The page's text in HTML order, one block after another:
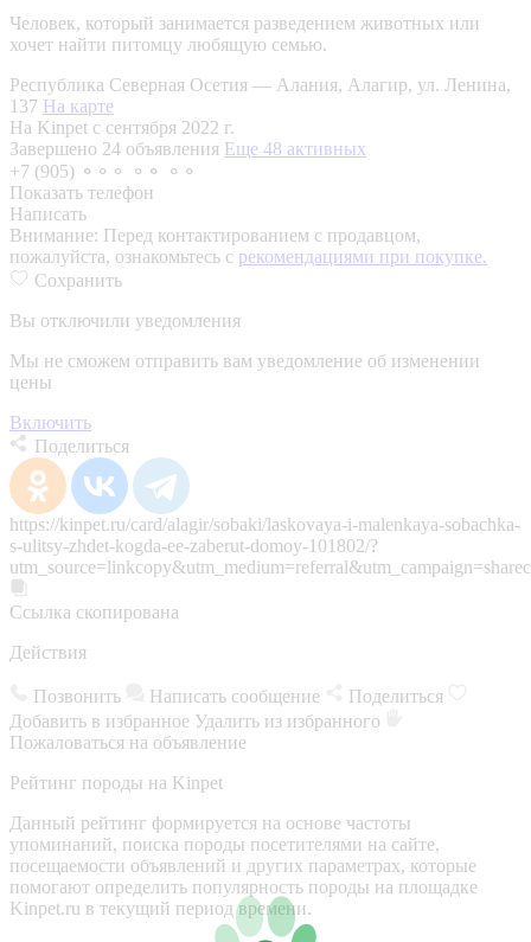
Человек, который занимается разведением животных или
хочет найти питомцу любящую семью.
Республика Северная Осетия — Алания, Алагир, ул. Ленина,
137 На карте
На Kinpet c сентября 2022 г.
Завершено 24 объявления Еще 48 активных
+7 (905) ⚬⚬⚬ ⚬⚬ ⚬⚬
Показать телефон
Написать
Внимание: Перед контактированием с продавцом,
пожалуйста, ознакомьтесь с рекомендациями при покупке.
Сохранить
Вы отключили уведомления
Мы не сможем отправить вам уведомление об изменении
цены
Включить
Поделиться
https://kinpet.ru/card/alagir/sobaki/laskovaya-i-malenkaya-sobachka-
s-ulitsy-zhdet-kogda-ee-zaberut-domoy-101802/?
Ссылка скопирована
Действия
Позвонить Написать сообщение
Поделиться
Добавить в избранное Удалить из избранного
Пожаловаться на объявление
Рейтинг породы на Kinpet
Данный рейтинг формируется на основе частоты
упоминаний, поиска породы посетителями на сайте,
посещаемости объявлений и других параметрах, которые
помогают определить популярность породы на площадке
Kinpet.ru в текущий период времени.